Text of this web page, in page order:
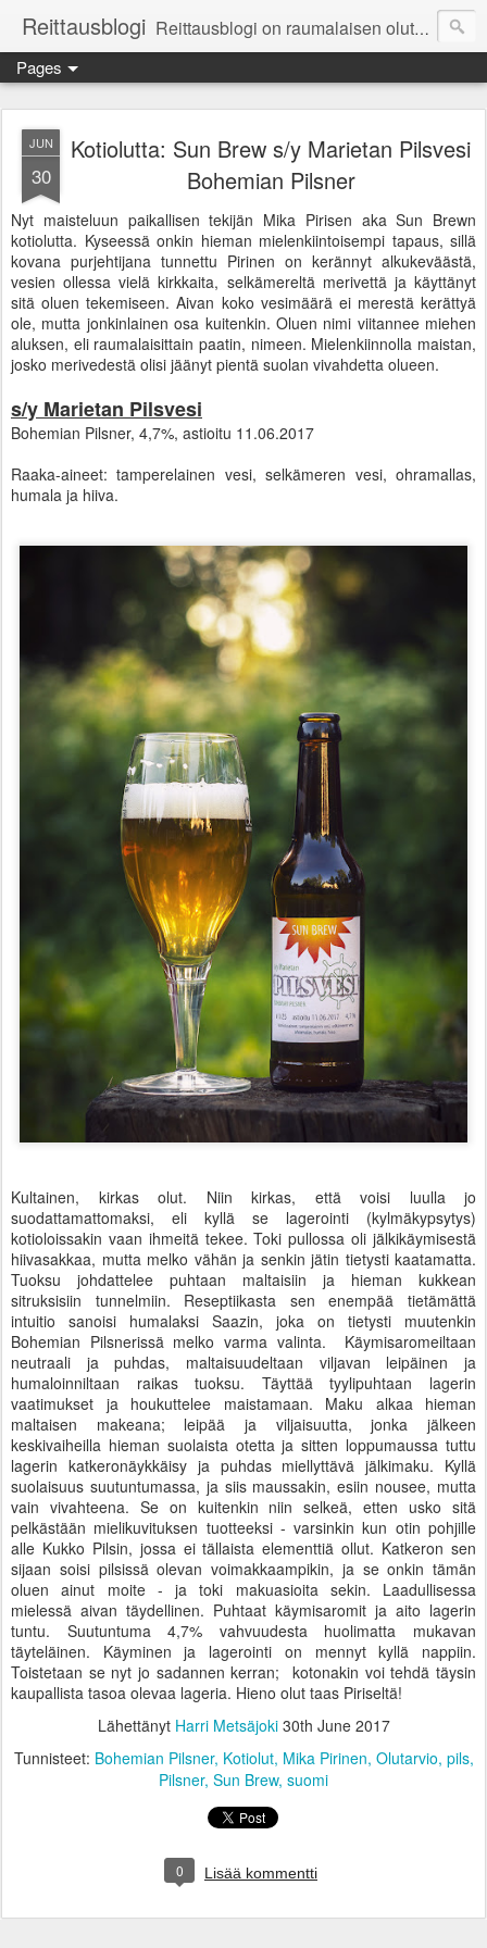
Reittausblogi Reittausblogi on raumalaisen olutharrastajan blogi. Reittaus (rating) tarkoittaa asioiden arvioimista. Reittausblogissa paneudutaan panemisen lopputuotteisiin eli arvioidaan oluita, puolueettomasti.
Pages
JUN
30
Kotiolutta: Sun Brew s/y Marietan Pilsvesi
Bohemian Pilsner
Nyt maisteluun paikallisen tekijän Mika Pirisen aka Sun Brewn
kotiolutta. Kyseessä onkin hieman mielenkiintoisempi tapaus, sillä
kovana purjehtijana tunnettu Pirinen on kerännyt alkukeväästä,
vesien ollessa vielä kirkkaita, selkämereltä merivettä ja käyttänyt
sitä oluen tekemiseen. Aivan koko vesimäärä ei merestä kerättyä
ole, mutta jonkinlainen osa kuitenkin. Oluen nimi viitannee miehen
aluksen, eli raumalaisittain paatin, nimeen. Mielenkiinnolla maistan,
josko merivedestä olisi jäänyt pientä suolan vivahdetta olueen.
s/y Marietan Pilsvesi
Bohemian Pilsner, 4,7%, astioitu 11.06.2017
Raaka-aineet: tamperelainen vesi, selkämeren vesi, ohramallas,
humala ja hiiva.
Kultainen, kirkas olut. Niin kirkas, että voisi luulla jo
suodattamattomaksi, eli kyllä se lagerointi (kylmäkypsytys)
kotioloissakin vaan ihmeitä tekee. Toki pullossa oli jälkikäymisestä
hiivasakkaa, mutta melko vähän ja senkin jätin tietysti kaatamatta.
Tuoksu johdattelee puhtaan maltaisiin ja hieman kukkean
sitruksisiin tunnelmiin. Reseptiikasta sen enempää tietämättä
intuitio sanoisi humalaksi Saazin, joka on tietysti muutenkin
Bohemian Pilsnerissä melko varma valinta. Käymisaromeiltaan
neutraali ja puhdas, maltaisuudeltaan viljavan leipäinen ja
humaloinniltaan raikas tuoksu. Täyttää tyylipuhtaan lagerin
vaatimukset ja houkuttelee maistamaan. Maku alkaa hieman
maltaisen makeana; leipää ja viljaisuutta, jonka jälkeen
keskivaiheilla hieman suolaista otetta ja sitten loppumaussa tuttu
lagerin katkeronäykkäisy ja puhdas miellyttävä jälkimaku. Kyllä
suolaisuus suutuntumassa, ja siis maussakin, esiin nousee, mutta
vain vivahteena. Se on kuitenkin niin selkeä, etten usko sitä
pelkästään mielikuvituksen tuotteeksi - varsinkin kun otin pohjille
alle Kukko Pilsin, jossa ei tällaista elementtiä ollut. Katkeron sen
sijaan soisi pilsissä olevan voimakkaampikin, ja se onkin tämän
oluen ainut moite - ja toki makuasioita sekin. Laadullisessa
mielessä aivan täydellinen. Puhtaat käymisaromit ja aito lagerin
tuntu. Suutuntuma 4,7% vahvuudesta huolimatta mukavan
täyteläinen. Käyminen ja lagerointi on mennyt kyllä nappiin.
Toistetaan se nyt jo sadannen kerran; kotonakin voi tehdä täysin
kaupallista tasoa olevaa lageria. Hieno olut taas Piriseltä!
Lähettänyt Harri Metsäjoki 30th June 2017
Tunnisteet: Bohemian Pilsner Kotiolut Mika Pirinen Olutarvio pils
Pilsner Sun Brew suomi
0 Lisää kommentti